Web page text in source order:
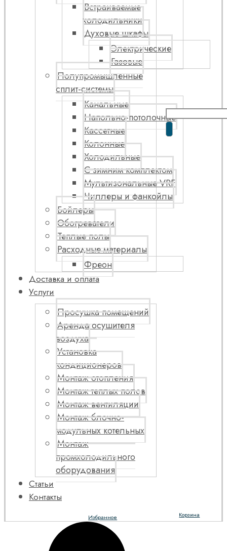
Встраиваемые
холодильники
Духовые шкафы
Электрические
Газовые
Полупромышленные
сплит-системы
Канальные
Напольно-потолочные
Кассетные
Колонные
Холодильные
С зимним комплектом
Мультизональные VRF
Чиллеры и фанкойлы
Бойлеры
Обогреватели
Теплые полы
Расходные материалы
Фреон
Доставка и оплата
Услуги
Просушка помещений
Аренда осушителя
воздуха
Установка
кондиционеров
Монтаж отопления
Монтаж теплых полов
Монтаж вентиляции
Монтаж блочно-
модульных котельных
Монтаж
промхолодильного
оборудования
Статьи
Контакты
Корзина
Избранное